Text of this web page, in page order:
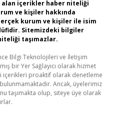
alan içerikler haber niteliği
ve kişiler hakkında
kurum ve kişiler ile isim
Sitemizdeki bilgiler
taşımazlar.
Bilgi Teknolojileri ve İletişim
bir Yer Sağlayıcı olarak hizmet
içerikleri proaktif olarak denetleme
Ancak, üyelerimiz
taşımakta olup, siteye üye olarak